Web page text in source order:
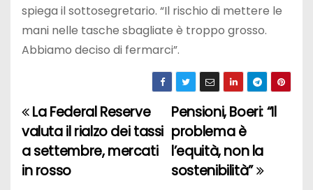
spiega il sottosegretario. “Il rischio di mettere le
mani nelle tasche sbagliate è troppo grosso.
Abbiamo deciso di fermarci”.
N
a
v
Pensioni, Boeri: “Il
problema è
l’equità, non la
sostenibilità”
La Federal Reserve
valuta il rialzo dei tassi
a settembre, mercati
in rosso